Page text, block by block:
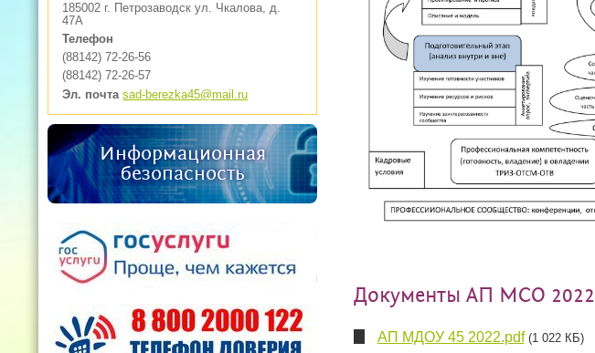
185002 г. Петрозаводск ул. Чкалова, д.
47А
Телефон
(88142) 72-26-56
(88142) 72-26-57
Эл. почта sad-berezka45@mail.ru
Информационная
безопасность
Документы АП МСО 2022
АП МДОУ 45 2022.pdf (1 022 КБ)